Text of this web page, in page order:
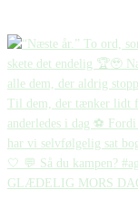
GLÆDELIG MORS